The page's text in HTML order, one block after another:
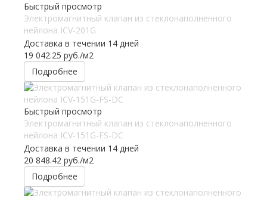
Быстрый просмотр
Электромагнитный клапан из стеклонаполненного
нейлона ICV-201G
Доставка в течении 14 дней
19 042.25 руб./м2
Подробнее
Быстрый просмотр
Электромагнитный клапан из стеклонаполненного
нейлона ICV-151G-FS-DC
Доставка в течении 14 дней
20 848.42 руб./м2
Подробнее